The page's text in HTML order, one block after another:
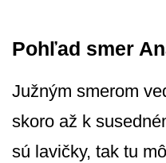
Pohľad smer
Južným smerom
skoro až k
sú lavičky, tak tu